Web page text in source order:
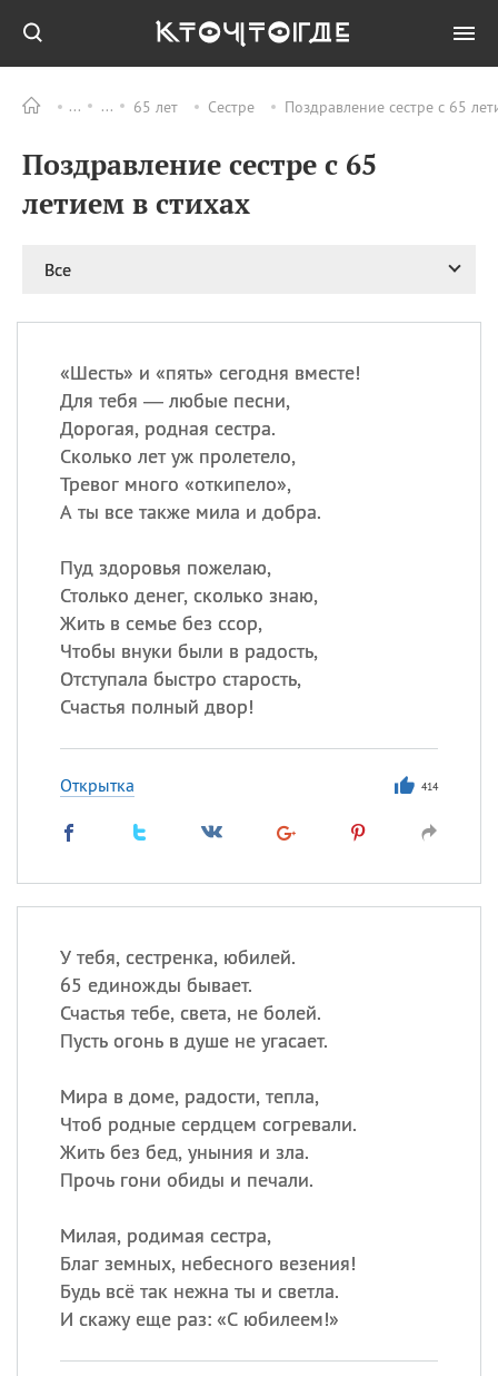
65 лет Сестре Поздравление сестре с 65
Поздравление сестре с 65
летием в стихах
Все
«Шесть» и «пять» сегодня вместе!
Для тебя — любые песни,
Дорогая, родная сестра.
Сколько лет уж пролетело,
Тревог много «откипело»,
А ты все также мила и добра.
Пуд здоровья пожелаю,
Столько денег, сколько знаю,
Жить в семье без ссор,
Чтобы внуки были в радость,
Отступала быстро старость,
Счастья полный двор!
Открытка 414
У тебя, сестренка, юбилей.
65 единожды бывает.
Счастья тебе, света, не болей.
Пусть огонь в душе не угасает.
Мира в доме, радости, тепла,
Чтоб родные сердцем согревали.
Жить без бед, уныния и зла.
Прочь гони обиды и печали.
Милая, родимая сестра,
Благ земных, небесного везения!
Будь всё так нежна ты и светла.
И скажу еще раз: «С юбилеем!»
ПРАЗДНИКИ Все
09.08 День памяти жертв
атомной
день
рисового пудинга
09.08 День Дымняшки
ИМЕНА
Сергей, Теодор,
Посмотреть значение
происхождение